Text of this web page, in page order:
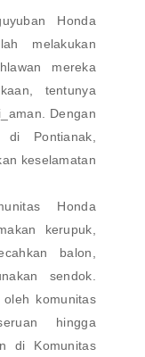
Honda
melakukan
mereka
tentunya
Dengan
di Pontianak,
keselamatan
Honda
kerupuk,
balon,
sendok.
komunitas
hingga
di Komunitas